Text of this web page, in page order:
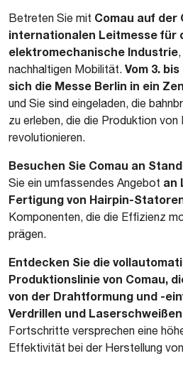
Betreten Sie mit Comau auf der
internationalen Leitmesse für
elektromechanische Industrie
nachhaltigen Mobilität. Vom 3.
sich die Messe Berlin in ein
und Sie sind eingeladen, die
zu erleben, die die Produktion
revolutionieren.
Besuchen Sie Comau an
Sie ein umfassendes Angebot an
Fertigung von Hairpin-
Komponenten, die die Effizienz
prägen.
Entdecken Sie die
Produktionslinie von Comau,
von der Drahtformung und -
Verdrillen und
Fortschritte versprechen eine
Effektivität bei der Herstellung